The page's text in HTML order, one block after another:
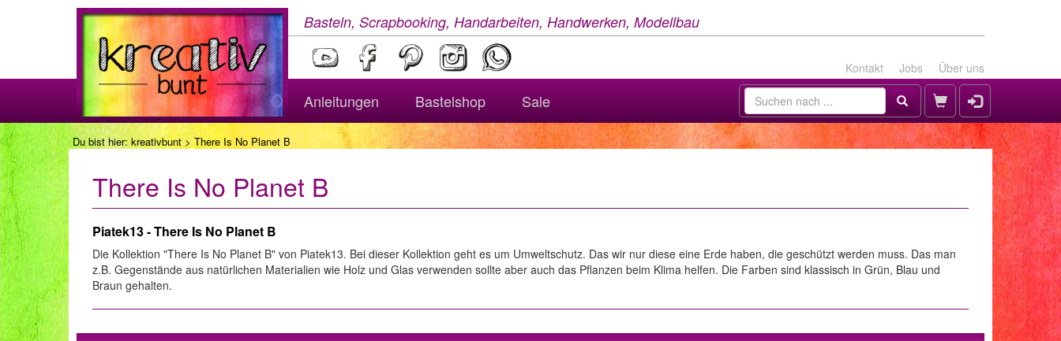
Basteln, Scrapbooking, Handarbeiten, Handwerken, Modellbau
Kontakt Jobs Über uns
Anleitungen Bastelshop Sale
Du bist hier: kreativbunt > There Is No Planet B
There Is No Planet B
Piatek13 - There Is No Planet B
Die Kollektion "There Is No Planet B" von Piatek13. Bei dieser Kollektion geht es um Umweltschutz. Das wir nur diese eine Erde haben, die geschützt werden muss. Das man
z.B. Gegenstände aus natürlichen Materialien wie Holz und Glas verwenden sollte aber auch das Pflanzen beim Klima helfen. Die Farben sind klassisch in Grün, Blau und
Braun gehalten.